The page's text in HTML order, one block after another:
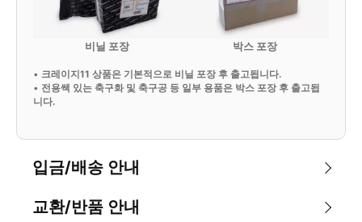
비닐 포장 박스 포장
• 크레이지11 상품은 기본적으로 비닐 포장 후 출고됩니다.
• 전용쌕 있는 축구화 및 축구공 등 일부 용품은 박스 포장 후 출고됩
니다.
입금/배송 안내
교환/반품 안내